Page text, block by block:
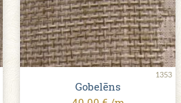
1353
Gobelēns